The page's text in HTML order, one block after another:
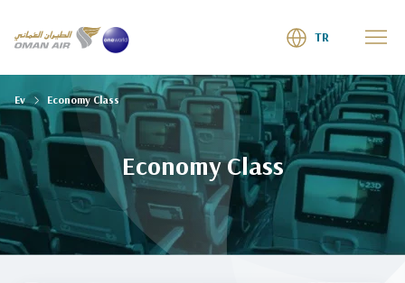
TR
Economy Class
Ev Economy Class